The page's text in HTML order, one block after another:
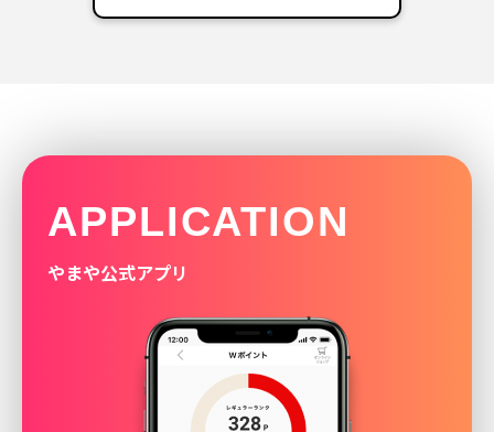
APPLICATION
やまや公式アプリ